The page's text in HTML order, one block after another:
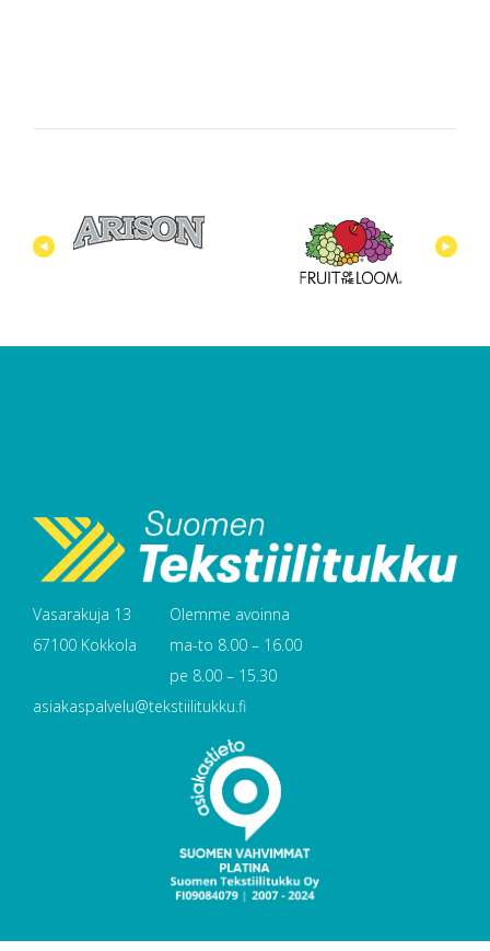
Vasarakuja 13
67100 Kokkola
Olemme avoinna
ma-to 8.00 – 16.00
pe 8.00 – 15.30
asiakaspalvelu@tekstiilitukku.fi